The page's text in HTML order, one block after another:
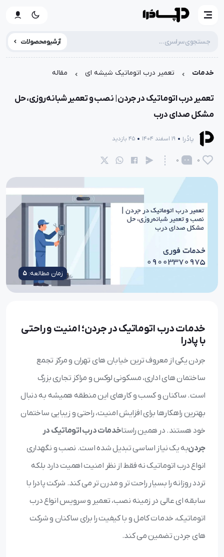
آرشیو محصولات
خدمات تعمیر درب اتوماتیک شیشه ای مقاله
تعمیر درب اتوماتیک در جردن | نصب و تعمیر شبانه‌روزی، حل
مشکل صدای درب
پادُرا 19 اسفند 1404 45 بازدید
0
0
زمان مطالعه: 5
خدمات درب اتوماتیک در جردن؛ امنیت و راحتی
با پادرا
جردن یکی از معروف ترین خیابان های تهران و مرکز تجمع
ساختمان های اداری، مسکونی لوکس و مراکز تجاری بزرگ
است. ساکنان و کسب و کارهای این منطقه همیشه به دنبال
بهترین راهکارها برای افزایش امنیت، راحتی و زیبایی ساختمان
خود هستند. در همین راستاخدمات درب اتوماتیک در
جردنبه یک نیاز اساسی تبدیل شده است. نصب و نگهداری
انواع درب اتوماتیک نه فقط از نظر امنیت اهمیت دارد بلکه
تردد روزانه را بسیار راحت تر و مدرن تر می کند. شرکت پادرا با
سابقه ای عالی در زمینه نصب، تعمیر و سرویس انواع درب
اتوماتیک، خدمات کامل و با کیفیت را برای ساکنان و شرکت
های جردن تضمین می کند.